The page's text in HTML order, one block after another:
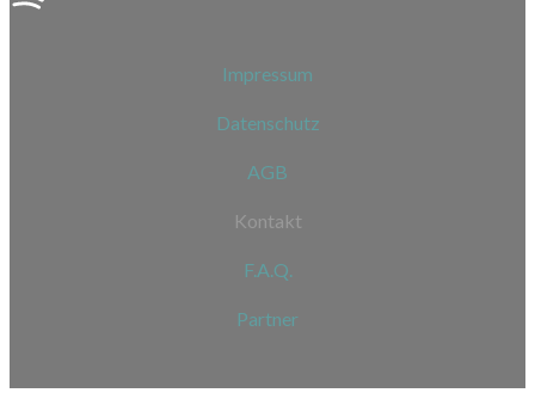
Impressum
Datenschutz
AGB
Kontakt
F.A.Q.
Partner